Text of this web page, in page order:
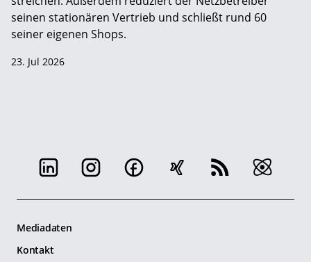
seinen stationären Vertrieb und schließt rund 60
seiner eigenen Shops.
23. Jul 2026
Mediadaten
Kontakt